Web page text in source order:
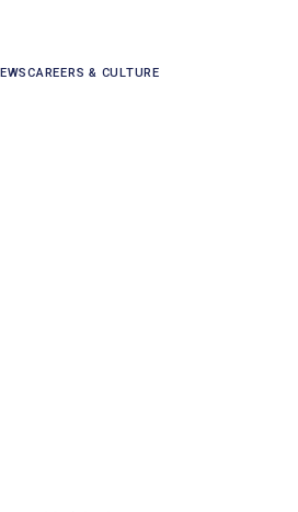
CAREERS & CULTURE